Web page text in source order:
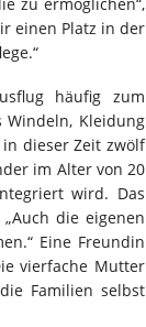
einen Platz in der
häufig zum
Kleidung
dieser Zeit zwölf
im Alter von 20
wird. Das
die eigenen
Eine Freundin
vierfache Mutter
Familien selbst